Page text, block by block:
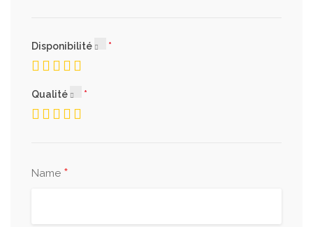
Disponibilité
Qualité
Name *